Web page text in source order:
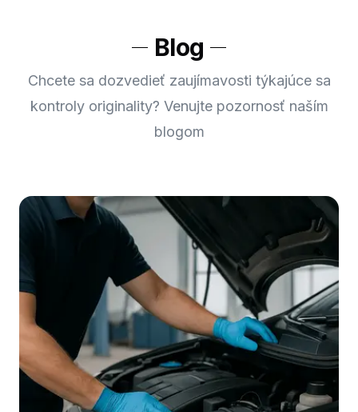
Blog
Chcete sa dozvedieť zaujímavosti týkajúce sa
kontroly originality? Venujte pozornosť naším
blogom